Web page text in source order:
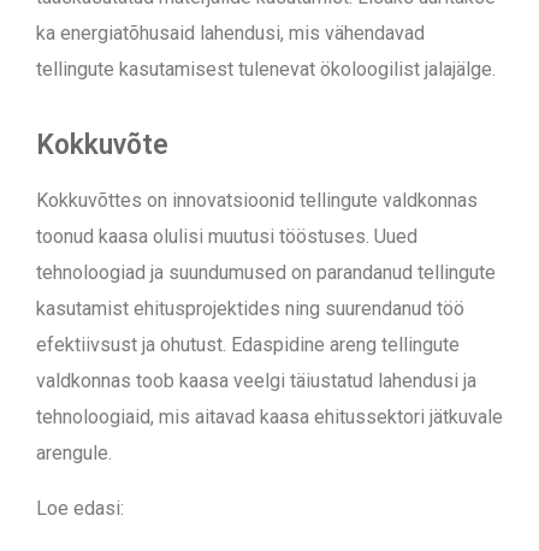
ka energiatõhusaid lahendusi, mis vähendavad
tellingute kasutamisest tulenevat ökoloogilist jalajälge.
Kokkuvõte
Kokkuvõttes on innovatsioonid tellingute valdkonnas
toonud kaasa olulisi muutusi tööstuses. Uued
tehnoloogiad ja suundumused on parandanud tellingute
kasutamist ehitusprojektides ning suurendanud töö
efektiivsust ja ohutust. Edaspidine areng tellingute
valdkonnas toob kaasa veelgi täiustatud lahendusi ja
tehnoloogiaid, mis aitavad kaasa ehitussektori jätkuvale
arengule.
Loe edasi: